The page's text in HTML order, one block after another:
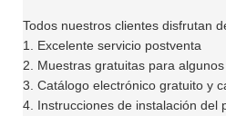
Todos nuestros clientes disfrutan
1. Excelente servicio postventa
2. Muestras gratuitas para algunos
3. Catálogo electrónico gratuito y
4. Instrucciones de instalación del